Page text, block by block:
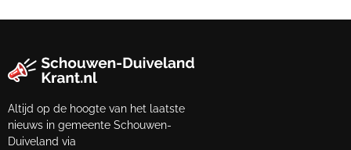
Altijd op de hoogte van het laatste
nieuws in gemeente Schouwen-
Duiveland via